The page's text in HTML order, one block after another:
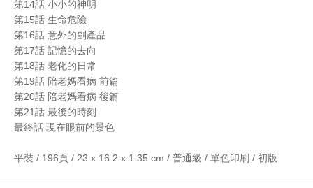
第14話 小小的神明
第15話 生命危險
第16話 意外的副產品
第17話 記憶的去向
第18話 老化的日常
第19話 陪老媽看病 前篇
第20話 陪老媽看病 後篇
第21話 最後的時刻
最終話 現在眼前的景色
平裝 / 196頁 / 23 x 16.2 x 1.35 cm / 普通級 / 單色印刷 / 初版